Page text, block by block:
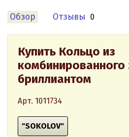
Обзор Отзывы 0
Купить Кольцо из
комбинированного
бриллиантом
Арт. 1011734
"SOKOLOV"